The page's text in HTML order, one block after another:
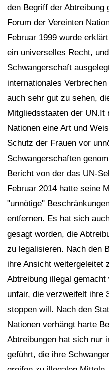
den Begriff der Abtreibung
Forum der Vereinten
Februar 1999 wurde
ein universelles Recht,
Schwangerschaft
internationales
auch sehr gut zu sehen,
Mitgliedsstaaten der
Nationen eine Art und
Schutz der Frauen vor
Schwangerschaften
Bericht von der das UN-
Februar 2014 hatte seine
"unnötige"
entfernen. Es hat sich
gesagt worden, die
zu legalisieren. Nach den
ihre Ansicht weitergeleitet
Abtreibung illegal
unfair, die verzweifelt ihre
stoppen will. Nach den
Nationen verhängt harte
Abtreibungen hat sich nur
geführt, die ihre